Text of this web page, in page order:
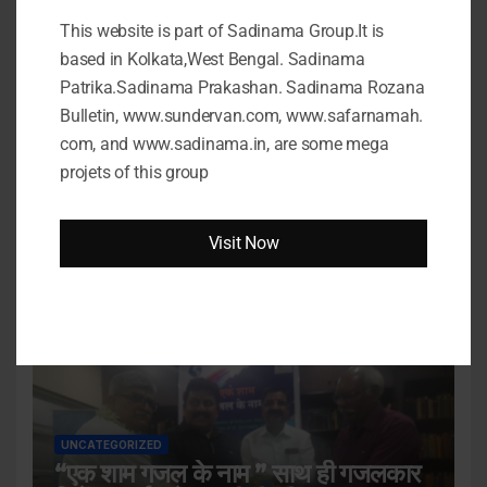
भारतीय साहित्य में लोकतंत्र : एक संवाद.
UNCATEGORIZED
“एक शाम गजल के नाम ” साथ ही गजलकार
This website is part of Sadinama Group.It is
based in Kolkata,West Bengal. Sadinama
Patrika.Sadinama Prakashan. Sadinama Rozana
Bulletin, www.sundervan.com, www.safarnamah.
com, and www.sadinama.in, are some mega
projets of this group
Visit Now